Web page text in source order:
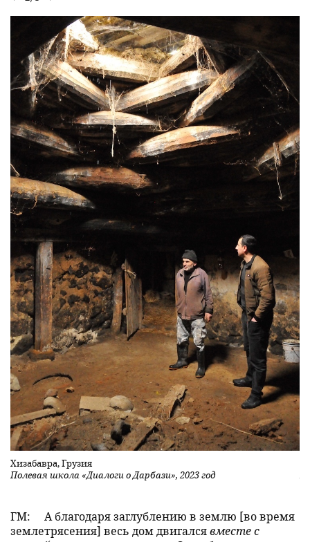
Хизабавра, Грузия
Полевая школа «Диалоги о Дарбази», 2023 год
ГМ:
А благодаря заглублению в землю [во время
землетрясения] весь дом двигалсявместе с